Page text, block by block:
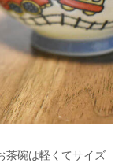
茶碗は軽くてサイズ